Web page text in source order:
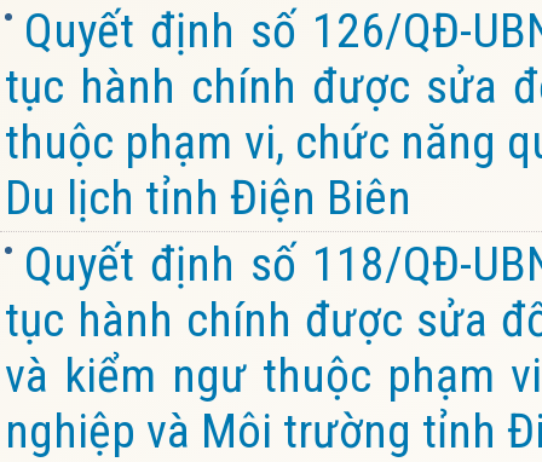
Quyết định số 126/QĐ-
tục hành chính được sửa
thuộc phạm vi, chức năng
Du lịch tỉnh Điện Biên
Quyết định số 118/QĐ-
tục hành chính được sửa
và kiểm ngư thuộc phạm
nghiệp và Môi trường tỉnh